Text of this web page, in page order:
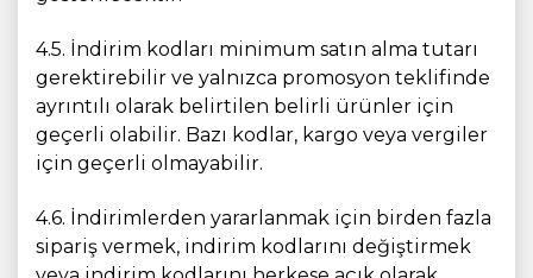
4.5. İndirim kodları minimum satın alma tutarı
gerektirebilir ve yalnızca promosyon teklifinde
ayrıntılı olarak belirtilen belirli ürünler için
geçerli olabilir. Bazı kodlar, kargo veya vergiler
için geçerli olmayabilir.
4.6. İndirimlerden yararlanmak için birden fazla
sipariş vermek, indirim kodlarını değiştirmek